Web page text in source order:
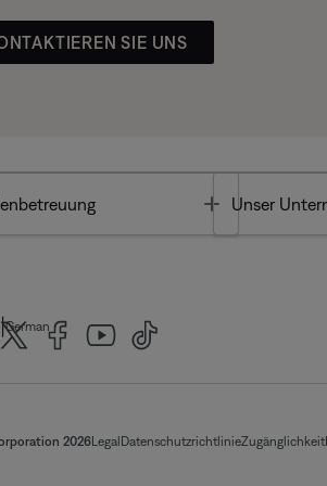
SIE UNS
Toggle
Unser
|German
2026Legal DatenschutzrichtlinieZugänglichkeit